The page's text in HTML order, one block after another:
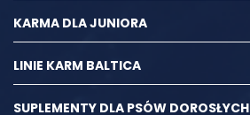
KARMA DLA JUNIORA
LINIE KARM BALTICA
SUPLEMENTY DLA PSÓW DOROSŁYCH